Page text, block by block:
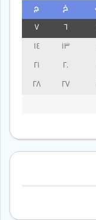
خ ج
13
14
20
21
27
28